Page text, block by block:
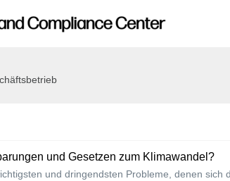
und Gesetzen zum Klimawandel?
und dringendsten Probleme, denen